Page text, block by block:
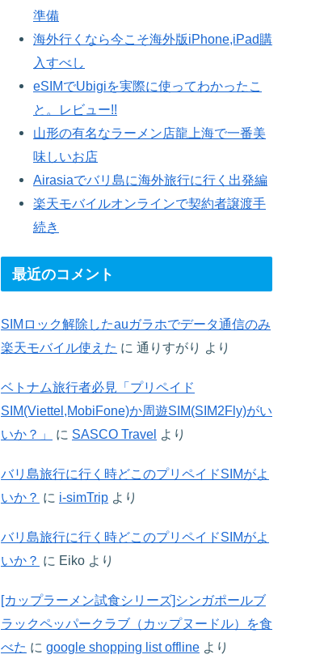
準備
海外行くなら今こそ海外版iPhone,iPad購
入すべし
eSIMでUbigiを実際に使ってわかったこ
と。レビュー!!
山形の有名なラーメン店龍上海で一番美
味しいお店
Airasiaでバリ島に海外旅行に行く出発編
楽天モバイルオンラインで契約者譲渡手
続き
最近のコメント
SIMロック解除したauガラホでデータ通信のみ
楽天モバイル使えた に 通りすがり より
ベトナム旅行者必見「プリペイド
SIM(Viettel,MobiFone)か周遊SIM(SIM2Fly)がい
いか？」
に SASCO Travel より
バリ島旅行に行く時どこのプリペイドSIMがよ
いか？ に i-simTrip より
バリ島旅行に行く時どこのプリペイドSIMがよ
いか？ に Eiko より
[カップラーメン試食シリーズ]シンガポールブ
ラックペッパークラブ（カップヌードル）を食
べた に google shopping list offline より